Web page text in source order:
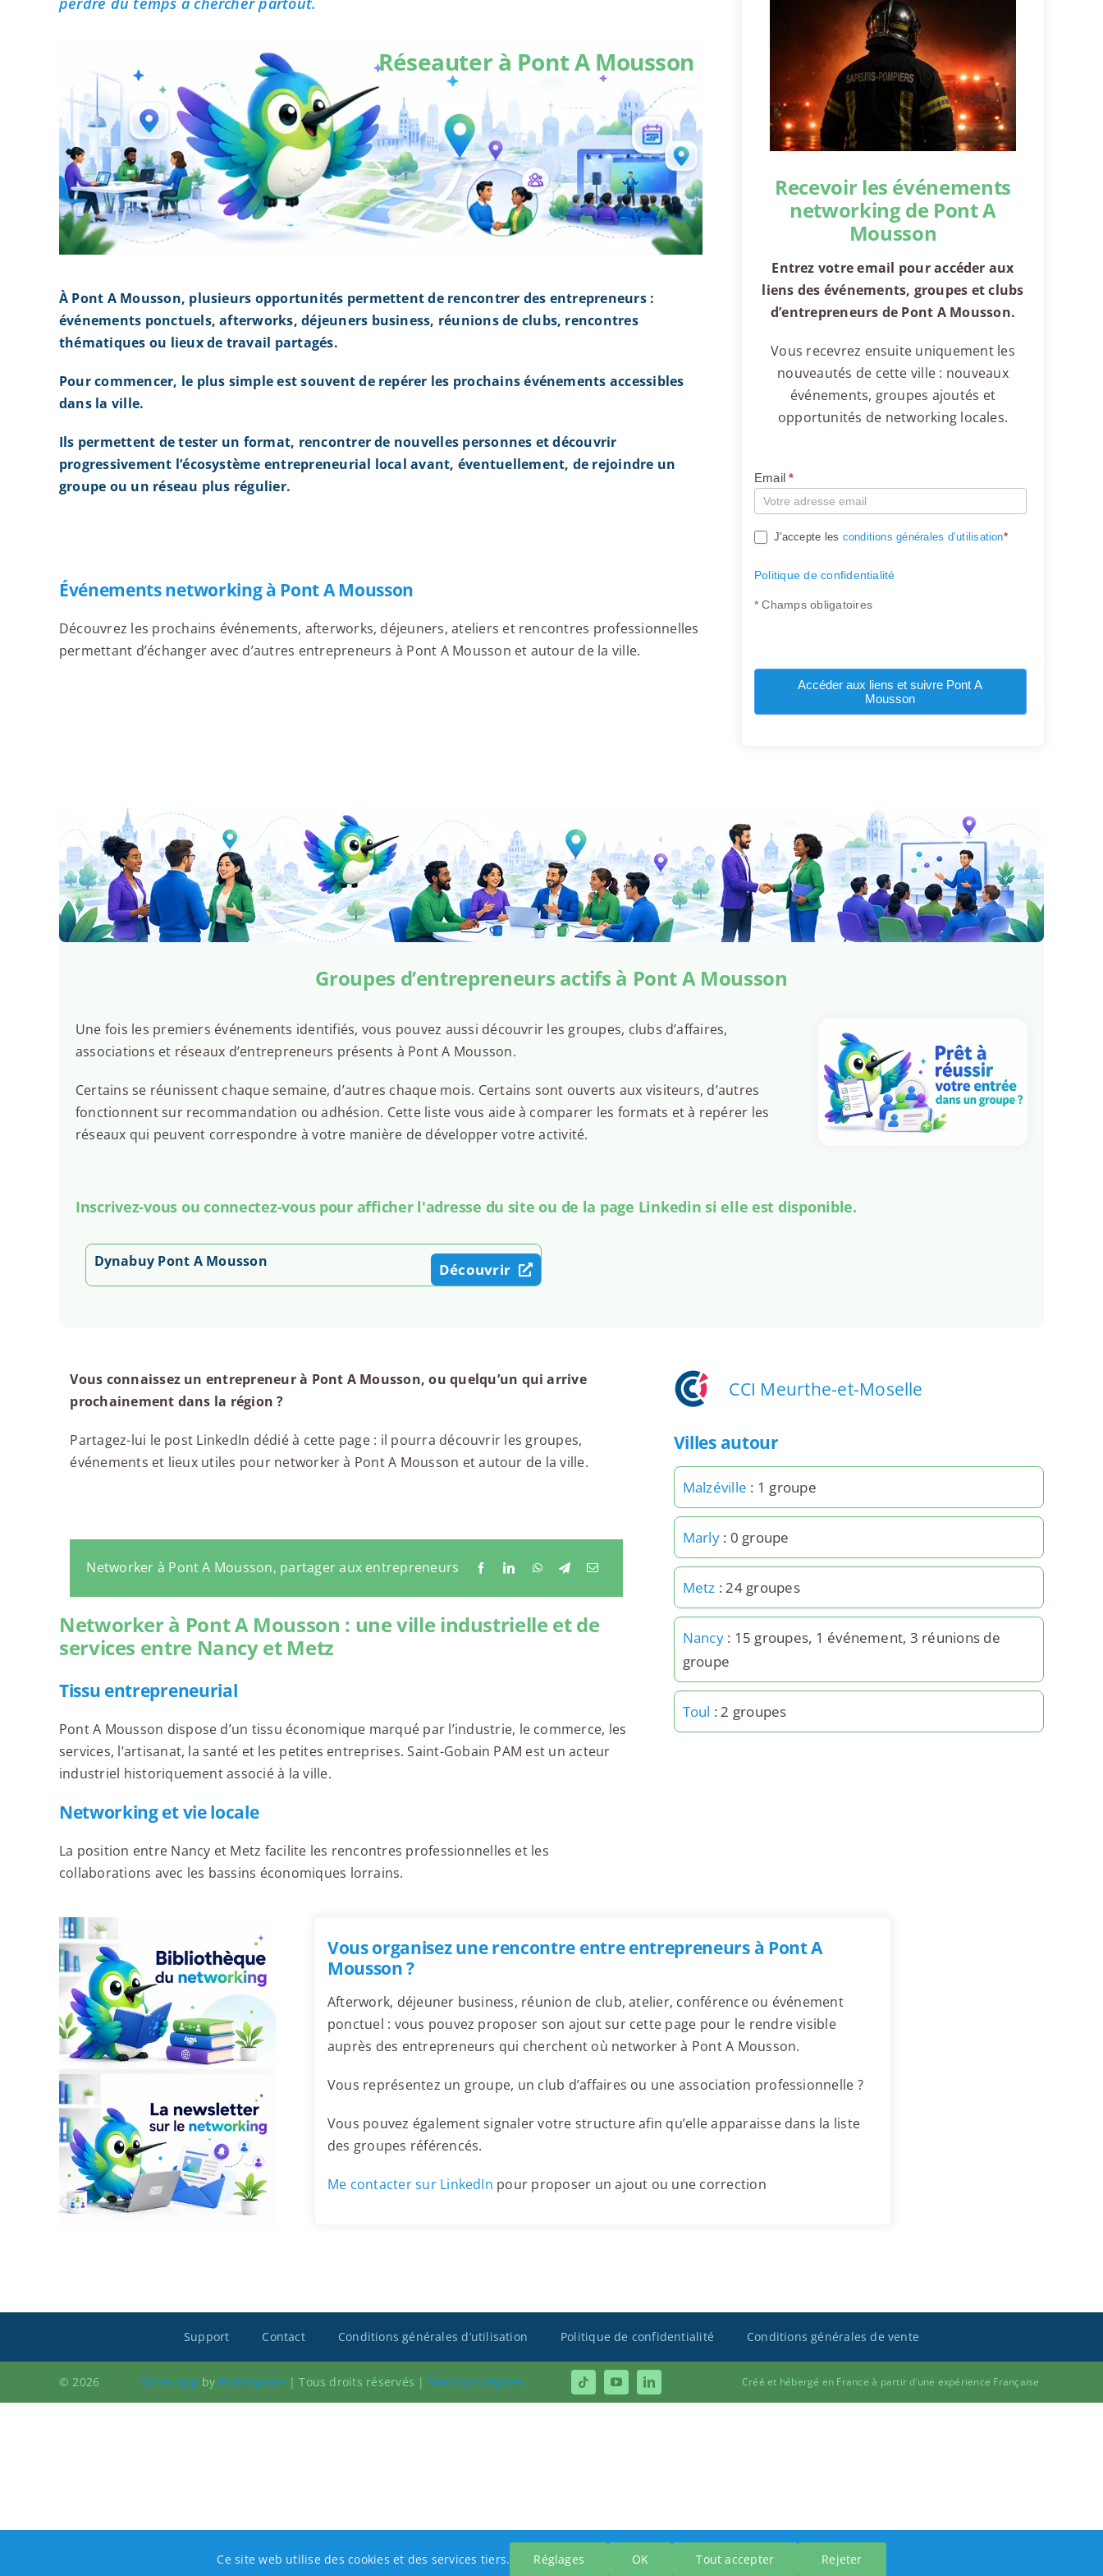
Réseauter à Pont A Mousson
À Pont A Mousson, plusieurs opportunités permettent de rencontrer des entrepreneurs :
événements ponctuels, afterworks, déjeuners business, réunions de clubs, rencontres
thématiques ou lieux de travail partagés.
Pour commencer, le plus simple est souvent de repérer les prochains événements accessibles
dans la ville.
Ils permettent de tester un format, rencontrer de nouvelles personnes et découvrir
progressivement l’écosystème entrepreneurial local avant, éventuellement, de rejoindre un
groupe ou un réseau plus régulier.
Événements networking à Pont A Mousson
Découvrez les prochains événements, afterworks, déjeuners, ateliers et rencontres professionnelles
permettant d’échanger avec d’autres entrepreneurs à Pont A Mousson et autour de la ville.
Recevoir les événements
networking de Pont A
Mousson
Entrez votre email pour accéder aux
liens des événements, groupes et clubs
d’entrepreneurs de Pont A Mousson.
Vous recevrez ensuite uniquement les
nouveautés de cette ville : nouveaux
événements, groupes ajoutés et
opportunités de networking locales.
Compte
Email*
J'accepte les conditions générales d’utilisation*
Politique de confidentialité
* Champs obligatoires
Accéder aux liens et suivre Pont A
Mousson
Groupes d’entrepreneurs actifs à Pont A Mousson
Une fois les premiers événements identifiés, vous pouvez aussi découvrir les groupes, clubs d’affaires,
associations et réseaux d’entrepreneurs présents à Pont A Mousson.
Certains se réunissent chaque semaine, d’autres chaque mois. Certains sont ouverts aux visiteurs, d’autres
fonctionnent sur recommandation ou adhésion. Cette liste vous aide à comparer les formats et à repérer les
réseaux qui peuvent correspondre à votre manière de développer votre activité.
Inscrivez-vous ou connectez-vous pour afficher l'adresse du site ou de la page Linkedin si elle est disponible.
Dynabuy Pont A Mousson Découvrir
Vous connaissez un entrepreneur à Pont A Mousson, ou quelqu’un qui arrive
prochainement dans la région ?
Partagez-lui le post LinkedIn dédié à cette page : il pourra découvrir les groupes,
événements et lieux utiles pour networker à Pont A Mousson et autour de la ville.
Networker à Pont A Mousson, partager aux entrepreneurs
Networker à Pont A Mousson : une ville industrielle et de
services entre Nancy et Metz
Tissu entrepreneurial
Pont A Mousson dispose d’un tissu économique marqué par l’industrie, le commerce, les
services, l’artisanat, la santé et les petites entreprises. Saint-Gobain PAM est un acteur
industriel historiquement associé à la ville.
Networking et vie locale
La position entre Nancy et Metz facilite les rencontres professionnelles et les
collaborations avec les bassins économiques lorrains.
CCI Meurthe-et-Moselle
Villes autour
Malzéville : 1 groupe
Marly: 0 groupe
Metz : 24 groupes
Nancy: 15 groupes, 1 événement, 3 réunions de
groupe
Toul : 2 groupes
Vous organisez une rencontre entre entrepreneurs à Pont A
Mousson ?
Afterwork, déjeuner business, réunion de club, atelier, conférence ou événement
ponctuel : vous pouvez proposer son ajout sur cette page pour le rendre visible
auprès des entrepreneurs qui cherchent où networker à Pont A Mousson.
Vous représentez un groupe, un club d’affaires ou une association professionnelle ?
Vous pouvez également signaler votre structure afin qu’elle apparaisse dans la liste
des groupes référencés.
Me contacter sur LinkedIn pour proposer un ajout ou une correction
Support Contact Conditions générales d’utilisation Politique de confidentialité Conditions générales de vente
© 2026 Sarea.app by Pixelsquare |Tous droits réservés | Mentions légales Créé et hébergé en France à partir d’une expérience Française
Ce site web utilise des cookies et des services tiers. Réglages OK Tout accepter Rejeter